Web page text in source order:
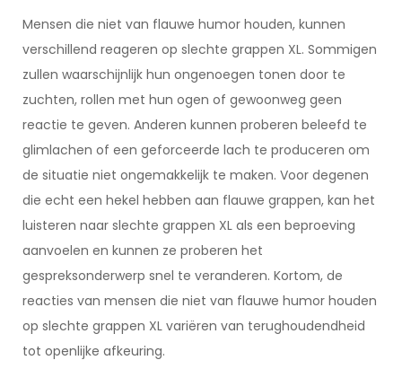
Mensen die niet van flauwe humor houden, kunnen
verschillend reageren op slechte grappen XL. Sommigen
zullen waarschijnlijk hun ongenoegen tonen door te
zuchten, rollen met hun ogen of gewoonweg geen
reactie te geven. Anderen kunnen proberen beleefd te
glimlachen of een geforceerde lach te produceren om
de situatie niet ongemakkelijk te maken. Voor degenen
die echt een hekel hebben aan flauwe grappen, kan het
luisteren naar slechte grappen XL als een beproeving
aanvoelen en kunnen ze proberen het
gespreksonderwerp snel te veranderen. Kortom, de
reacties van mensen die niet van flauwe humor houden
op slechte grappen XL variëren van terughoudendheid
tot openlijke afkeuring.